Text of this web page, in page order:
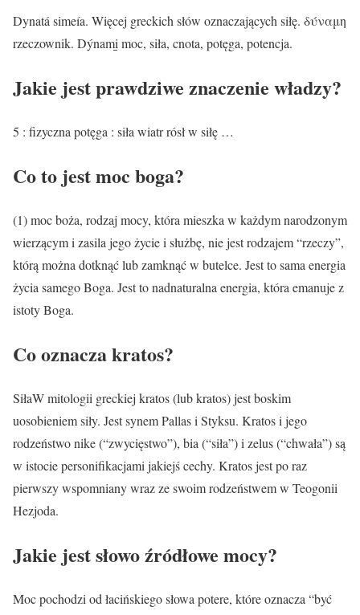
Dynatá simeía. Więcej greckich słów oznaczających siłę. δύναμη
rzeczownik. Dýnami̱ moc, siła, cnota, potęga, potencja.
Jakie jest prawdziwe znaczenie władzy?
5 : fizyczna potęga : siła wiatr rósł w siłę …
Co to jest moc boga?
(1) moc boża, rodzaj mocy, która mieszka w każdym narodzonym
wierzącym i zasila jego życie i służbę, nie jest rodzajem “rzeczy”,
którą można dotknąć lub zamknąć w butelce. Jest to sama energia
życia samego Boga. Jest to nadnaturalna energia, która emanuje z
istoty Boga.
Co oznacza kratos?
SiłaW mitologii greckiej kratos (lub kratos) jest boskim
uosobieniem siły. Jest synem Pallas i Styksu. Kratos i jego
rodzeństwo nike (“zwycięstwo”), bia (“siła”) i zelus (“chwała”) są
w istocie personifikacjami jakiejś cechy. Kratos jest po raz
pierwszy wspomniany wraz ze swoim rodzeństwem w Teogonii
Hezjoda.
Jakie jest słowo źródłowe mocy?
Moc pochodzi od łacińskiego słowa potere, które oznacza “być